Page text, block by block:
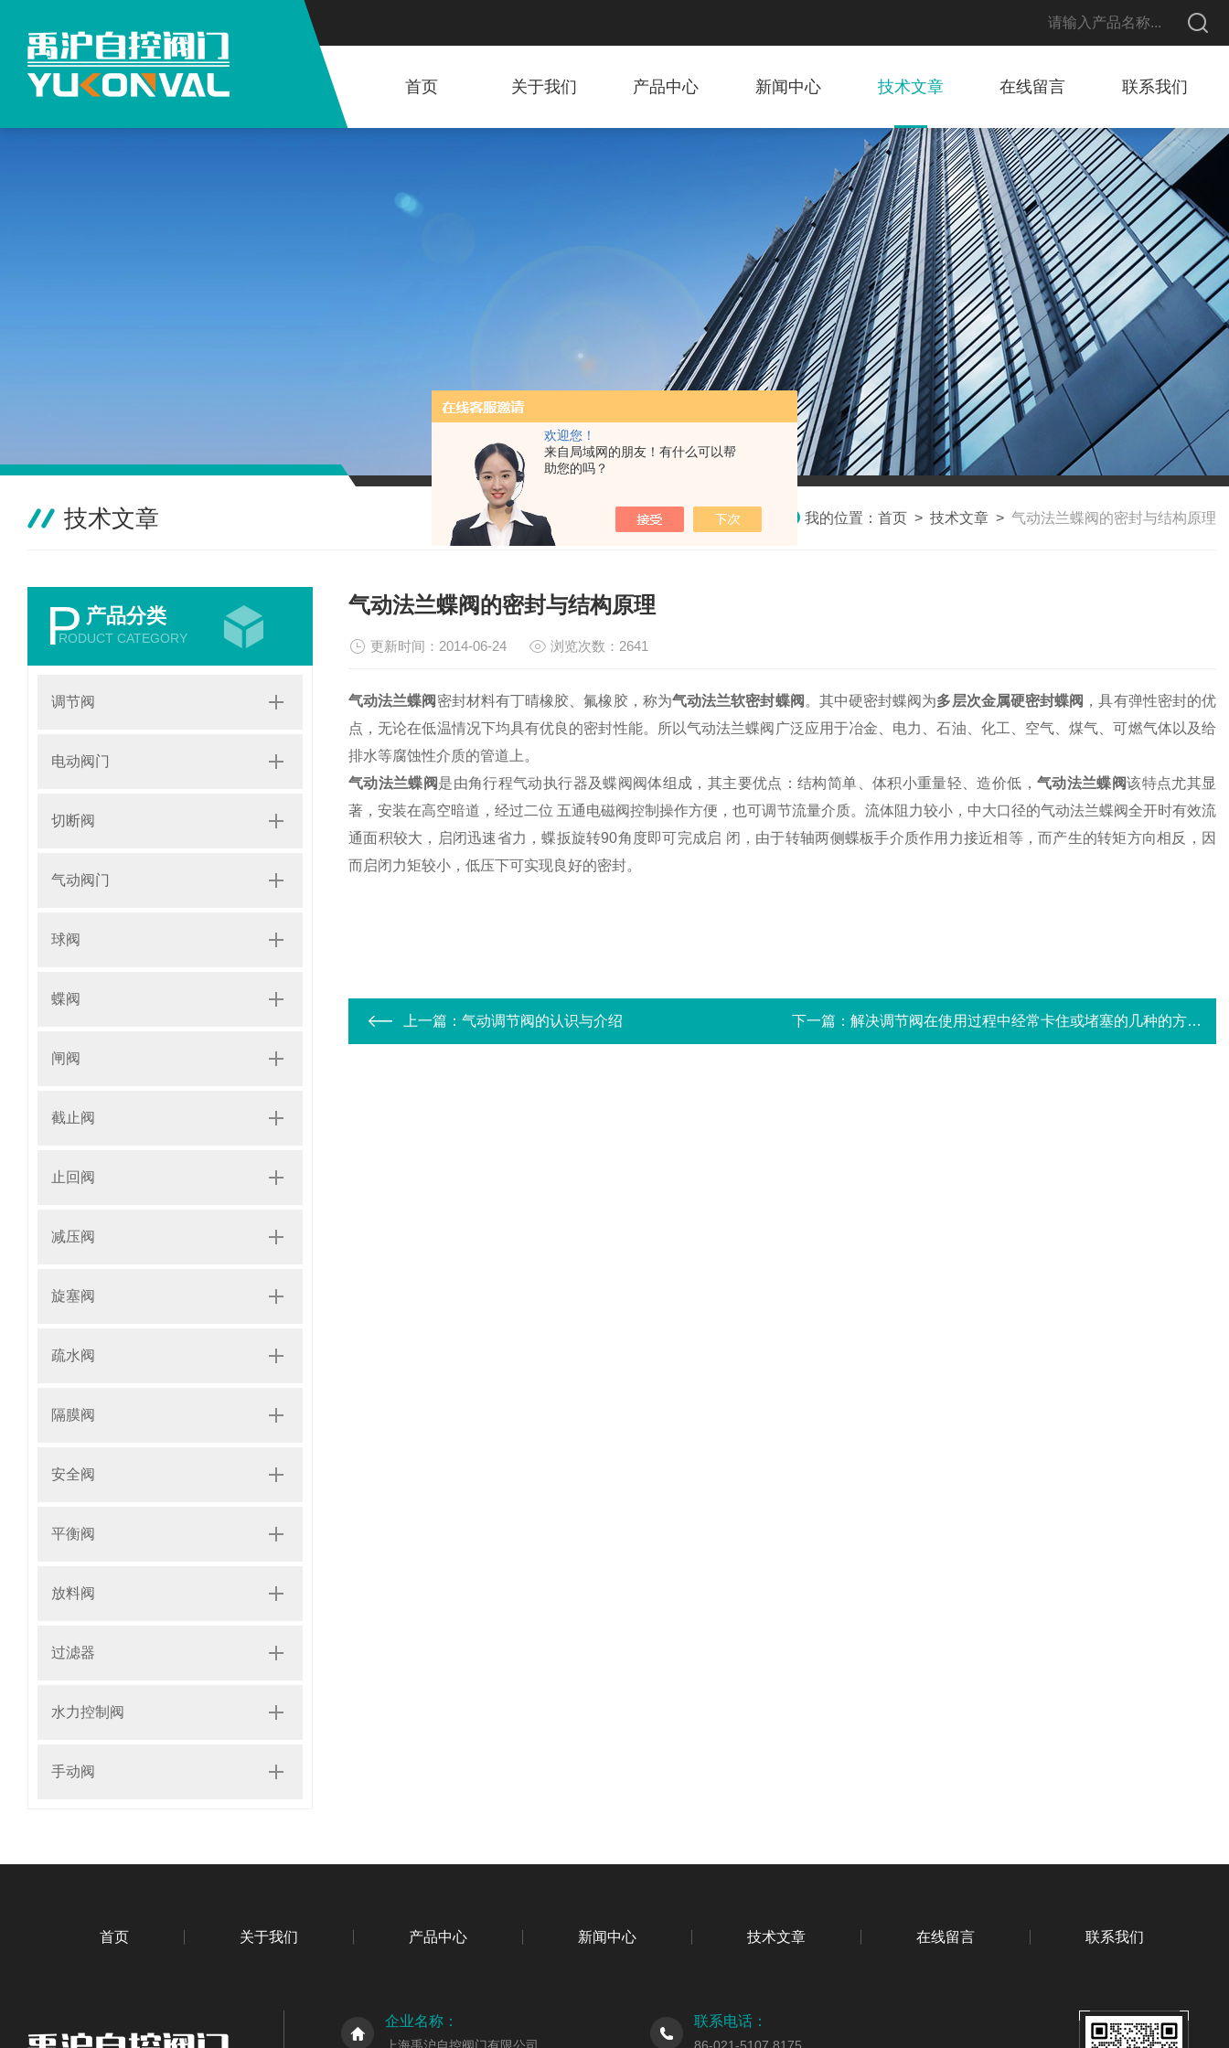
欢迎您！
来自局域网的朋友！有什么可以帮
助您的吗？
首页 关于我们 产品中心 新闻中心 技术文章 在线留言 联系我们
技术文章 我的位置： 首页 > 技术文章 > 气动法兰蝶阀的密封与结构原理
P 产品分类
RODUCT CATEGORY
调节阀
电动阀门
切断阀
气动阀门
球阀
蝶阀
闸阀
截止阀
止回阀
减压阀
旋塞阀
疏水阀
隔膜阀
安全阀
平衡阀
放料阀
过滤器
水力控制阀
手动阀
气动法兰蝶阀的密封与结构原理
更新时间：2014-06-24 浏览次数：2641
气动法兰蝶阀 密封材料有丁晴橡胶、氟橡胶，称为气动法兰软密封蝶阀 。其中硬密封蝶阀为多层次金属硬密封蝶阀 ，具有弹性密封的优
点，无论在低温情况下均具有优良的密封性能。所以气动法兰蝶阀广泛应用于冶金、电力、石油、化工、空气、煤气、可燃气体以及给
排水等腐蚀性介质的管道上。
气动法兰蝶阀是由角行程气动执行器及蝶阀阀体组成，其主要优点：结构简单、体积小重量轻、造价低， 气动法兰蝶阀该特点尤其显
著，安装在高空暗道，经过二位 五通电磁阀控制操作方便，也可调节流量介质。流体阻力较小，中大口径的气动法兰蝶阀全开时有效流
通面积较大，启闭迅速省力，蝶扳旋转90角度即可完成启 闭，由于转轴两侧蝶板手介质作用力接近相等，而产生的转矩方向相反，因
而启闭力矩较小，低压下可实现良好的密封。
上一篇： 气动调节阀的认识与介绍 下一篇： 解决调节阀在使用过程中经常卡住或堵塞的几种的方法
首页 关于我们 产品中心 新闻中心 技术文章 在线留言 联系我们
企业名称： 联系电话：